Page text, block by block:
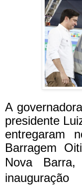
A
presidente
entregaram
Barragem
Nova